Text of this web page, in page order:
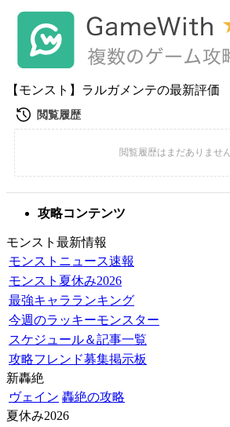
【モンスト】ラルガメンテの最新評価
攻略コンテンツ
モンスト最新情報
モンストニュース速報
モンスト夏休み2026
最強キャラランキング
今週のラッキーモンスター
スケジュール＆記事一覧
攻略フレンド募集掲示板
新轟絶
ヴェイン 轟絶の攻略
夏休み2026